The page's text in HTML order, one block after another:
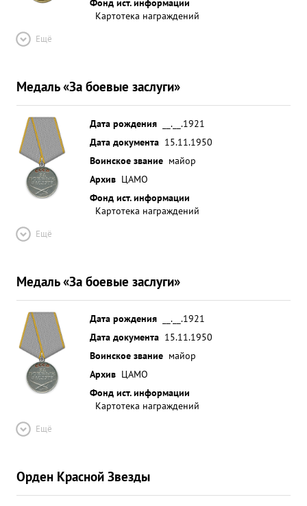
Картотека награждений
Ещё
Медаль «За боевые заслуги»
Дата рождения
__.__.1921
Дата документа 15.11.1950
Воинское звание майор
Архив ЦАМО
Фонд ист. информации
Картотека награждений
Ещё
Медаль «За боевые заслуги»
Дата рождения
__.__.1921
Дата документа 15.11.1950
Воинское звание майор
Архив ЦАМО
Фонд ист. информации
Картотека награждений
Ещё
Орден Красной Звезды